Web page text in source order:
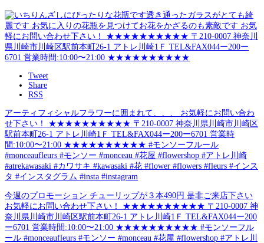
Tweet
Share
RSS
アーティフィシャルフラワーに囲まれて、、、 お気軽にお問い合わ
せ下さい！ ★★★★★★★★★★ 〒210-0007 神奈川県川崎市川崎区
駅前本町26-1 アトレ川崎1Ｆ TEL&FAX044ー200ー6701 営業時
間:10:00〜21:00 ★★★★★★★★★★ #モンソーフルール
#monceaufleurs #モンソー #monceau #花屋 #flowershop #アトレ川崎
#atrekawasaki #カワサキ #kawasaki #花 #flower #flowers #fleurs #インス
タ #インスタグラム #insta #instagram
今週のプロモーション️ チューリップが３本490円 是非ご来店下さい
お気軽にお問い合わせ下さい！ ★★★★★★★★★★ 〒210-0007 神
奈川県川崎市川崎区駅前本町26-1 アトレ川崎1Ｆ TEL&FAX044ー200
ー6701 営業時間:10:00〜21:00 ★★★★★★★★★★ #モンソーフル
ール #monceaufleurs #モンソー #monceau #花屋 #flowershop #アトレ川